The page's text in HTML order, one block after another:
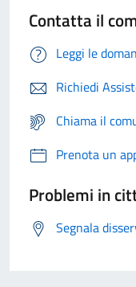
Contatta il
Leggi le
Richiedi
Chiama il
Prenota un
Problemi in
Segnala